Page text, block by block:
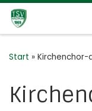
Zum Inhalt
Start » Kirchenchor-